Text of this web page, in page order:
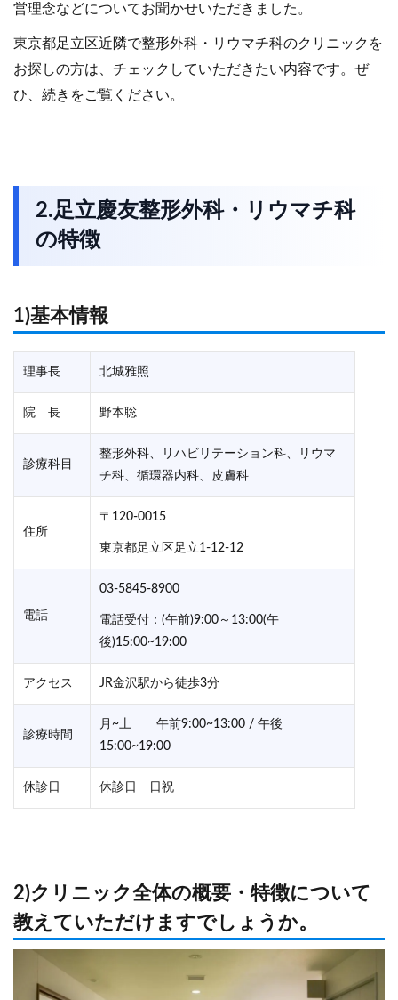
営理念などについてお聞かせいただきました。
東京都足立区近隣で整形外科・リウマチ科のクリニックを
お探しの方は、チェックしていただきたい内容です。ぜ
ひ、続きをご覧ください。
2.足立慶友整形外科・リウマチ科
の特徴
1)基本情報
理事長 北城雅照
院 長 野本聡
診療科目
整形外科、リハビリテーション科、リウマ
チ科、循環器内科、皮膚科
住所
〒120-0015
東京都足立区足立1-12-12
電話
03-5845-8900
電話受付：(午前)9:00～13:00(午
後)15:00~19:00
アクセス JR金沢駅から徒歩3分
診療時間
月~土 午前9:00~13:00 / 午後
15:00~19:00
休診日 休診日 日祝
2)クリニック全体の概要・特徴について
教えていただけますでしょうか。